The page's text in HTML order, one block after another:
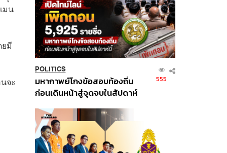
มน
ยมี
จะ
POLITICS
มหากาพย์โกงข้อสอบท้องถิ่น
ก่อนเดินหน้าสู่จุดจบในสัปดาห์
555